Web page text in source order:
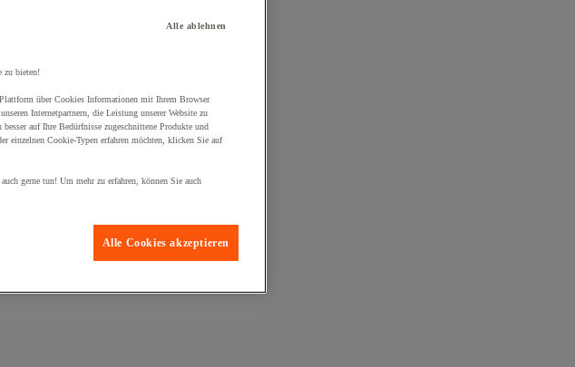
Alle ablehnen
zu bieten!
über Cookies Informationen mit Ihrem Browser
Internetpartnern, die Leistung unserer Website zu
auf Ihre Bedürfnisse zugeschnittene Produkte und
einzelnen Cookie-Typen erfahren möchten, klicken Sie auf
gerne tun! Um mehr zu erfahren, können Sie auch
Alle Cookies akzeptieren